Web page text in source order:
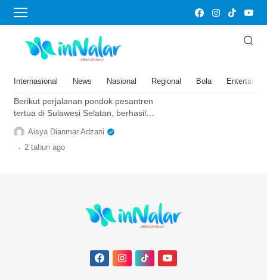
Internasional News Nasional Regional Bola
Sengkang
Dinamisnya Pondok Pesantren
Tertua di Sulawesi Selatan:
‘Bergeser’ Karena Ini
Berikut perjalanan pondok pesantren
tertua di Sulawesi Selatan, berhasil
bertahan hingga 94 tahun dan lalui
peristiwa kelam.
Aisya Dianmar Adzani
. 2 tahun ago